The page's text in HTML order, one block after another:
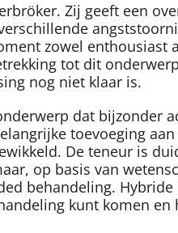
Zij geeft een
zowel enthousiast
tot dit
nog niet klaar is.
dat bijzonder
toevoeging
De teneur is
op basis van
behandeling.
kunt komen en